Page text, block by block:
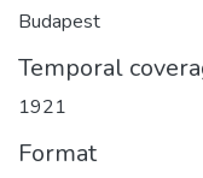
Budapest
Temporal
1921
Format